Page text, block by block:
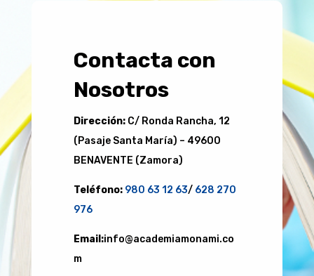
Contacta con
Nosotros
Dirección:C/ Ronda Rancha, 12
(Pasaje Santa María) – 49600
BENAVENTE (Zamora)
Teléfono: 980 63 12 63/ 628 270
976
Email:info@academiamonami.co
m